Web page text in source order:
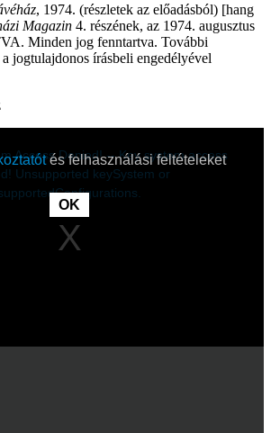
, 1974. (részletek az előadásból) [hang
Magazin 4. részének, az 1974. augusztus
Minden jog fenntartva. További
jogtulajdonos írásbeli engedélyével